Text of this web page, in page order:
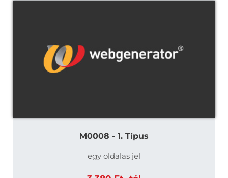
M0008 - 1. Típus
egy oldalas jel